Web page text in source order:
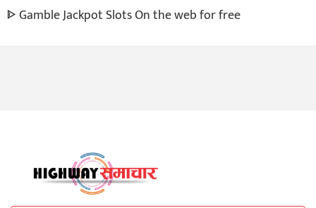
ᐈ Gamble Jackpot Slots On the web for free